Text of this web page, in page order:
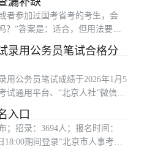
者参加过国考省考的考生，会
？”答案是：适合，但用法要和
生不一定要把所有内容从头慢慢
盘、查漏补缺和稳定节奏的工
录用公务员笔试合格分
用公务员笔试成绩于2026年1月5
试通用平台、“北京人社”微信公
划定合格分数线时，既考虑到
质，又兼顾了不同层级机关招考
入口
；招录：3694人；报名时间：
18:00期间登录“北京市人事考试